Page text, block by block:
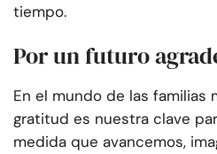
tiempo.
Por un futuro
En el mundo de las familias
gratitud es nuestra clave
medida que avancemos,